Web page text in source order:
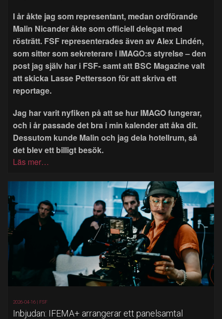
I år åkte jag som representant, medan ordförande
Malin Nicander åkte som officiell delegat med
rösträtt. FSF representerades även av Alex Lindén,
som sitter som sekreterare i IMAGO:s styrelse – den
post jag själv har i FSF- samt att BSC Magazine valt
att skicka Lasse Pettersson för att skriva ett
reportage.
Jag har varit nyfiken på att se hur IMAGO fungerar,
och i år passade det bra i min kalender att åka dit.
Dessutom kunde Malin och jag dela hotellrum, så
det blev ett billigt besök.
Läs mer…
2026-04-16 | FSF
Inbjudan: IFEMA+ arrangerar ett panelsamtal